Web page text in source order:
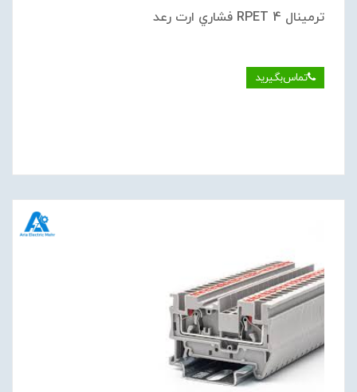
ترمينال RPET 4 فشاري ارت رعد
تماس‌بگیرید